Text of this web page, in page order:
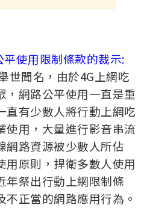
平使用限制條款的裁示:
世聞名，由於4G上網吃
，網路公平使用一直是重
直有少數人將行動上網吃
使用，大量進行影音串流
網路資源被少數人所佔
用原則，捍衛多數人使用
年祭出行動上網限制條
正當的網路應用行為。